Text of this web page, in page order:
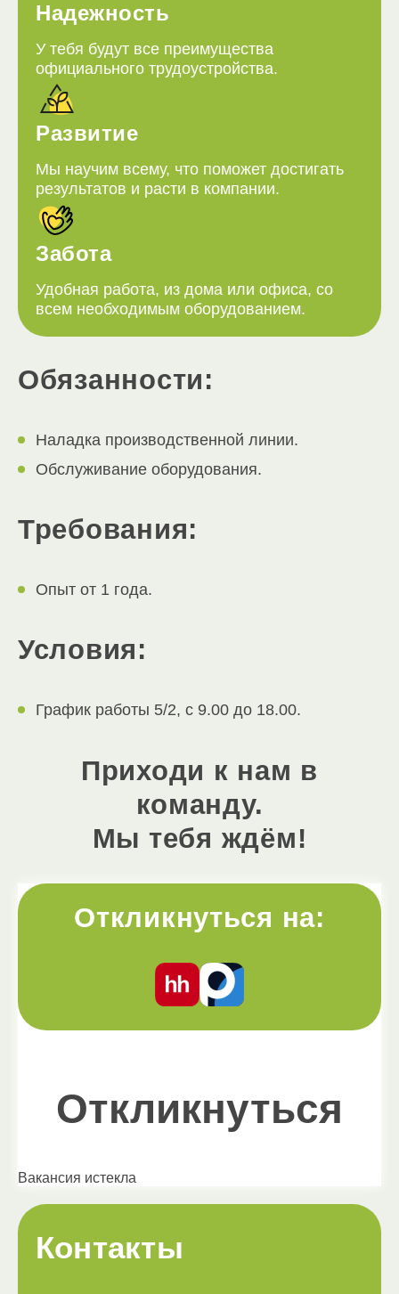
Надежность
У тебя будут все преимущества
официального трудоустройства.
Развитие
Мы научим всему, что поможет достигать
результатов и расти в компании.
Забота
Удобная работа, из дома или офиса, со
всем необходимым оборудованием.
Обязанности:
Наладка производственной линии.
Обслуживание оборудования.
Требования:
Опыт от 1 года.
Условия:
График работы 5/2, с 9.00 до 18.00.
Приходи к нам в
команду.
Мы тебя ждём!
Откликнуться на:
Откликнуться
Вакансия истекла
Контакты